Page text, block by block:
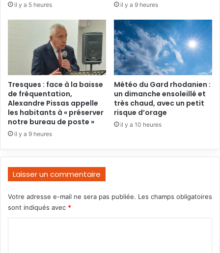
il y a 5 heures il y a 9 heures
Tresques : face à la baisse
de fréquentation,
Alexandre Pissas appelle
les habitants à « préserver
notre bureau de poste »
il y a 9 heures
Météo du Gard rhodanien :
un dimanche ensoleillé et
très chaud, avec un petit
risque d’orage
il y a 10 heures
Laisser un commentaire
Votre adresse e-mail ne sera pas publiée. Les champs obligatoires
sont indiqués avec *